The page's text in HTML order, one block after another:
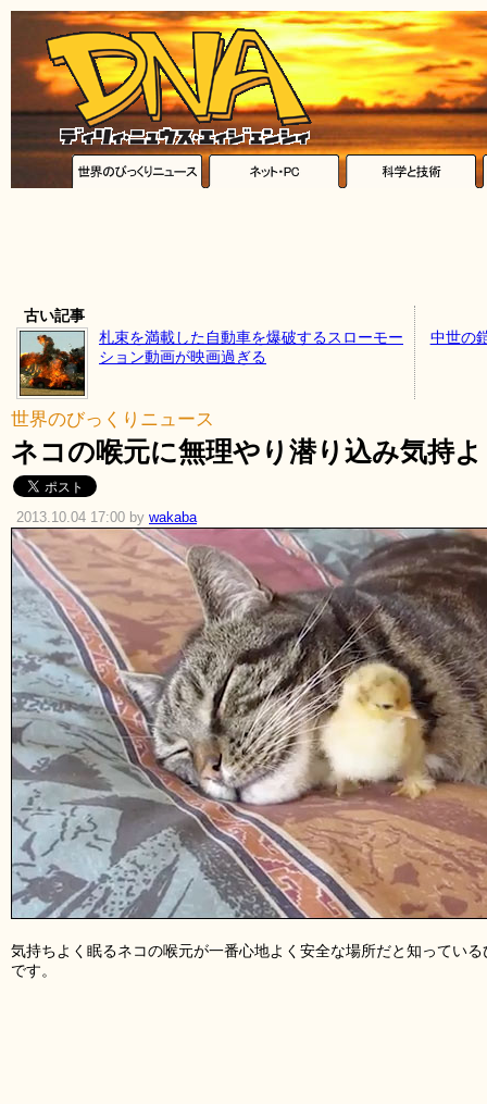
古い記事
札束を満載した自動車を爆破するスローモー
ション動画が映画過ぎる
中世の
世界のびっくりニュース
ネコの喉元に無理やり潜り込み気持
2013.10.04 17:00 by wakaba
気持ちよく眠るネコの喉元が一番心地よく安全な場所だと知ってい
です。